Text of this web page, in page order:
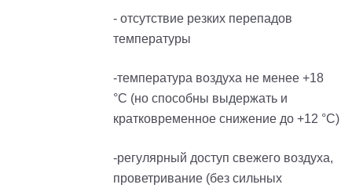
- отсутствие резких перепадов
температуры
-температура воздуха не менее +18
°С (но способны выдержать и
кратковременное снижение до +12 °С)
-регулярный доступ свежего воздуха,
проветривание (без сильных